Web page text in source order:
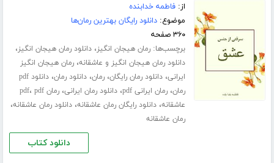
از:فاطمه خدابنده
موضوع:دانلود رایگان بهترین رمان‌ها
۳۶۰ صفحه
برچسب‌ها:رمان هیجان انگیز،دانلود رمان هیجان انگیز،
دانلود رمان هیجان انگیز و عاشقانه،رمان هیجان انگیز
ایرانی،دانلود رمان رایگان،رمان،دانلود رمان،
دانلود pdf
رمان،رمان ایرانی pdf ،دانلود رمان ایرانی،رمان pdf ، pdf
عاشقانه،دانلود رایگان رمان عاشقانه،دانلود رمان عاشقانه،
رمان عاشقانه
دانلود کتاب